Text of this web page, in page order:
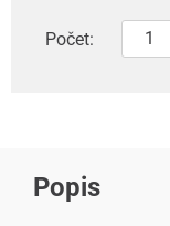
Počet:
Popis